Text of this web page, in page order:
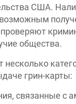
США.
общества.
несколько
грин-карты:
связанные с